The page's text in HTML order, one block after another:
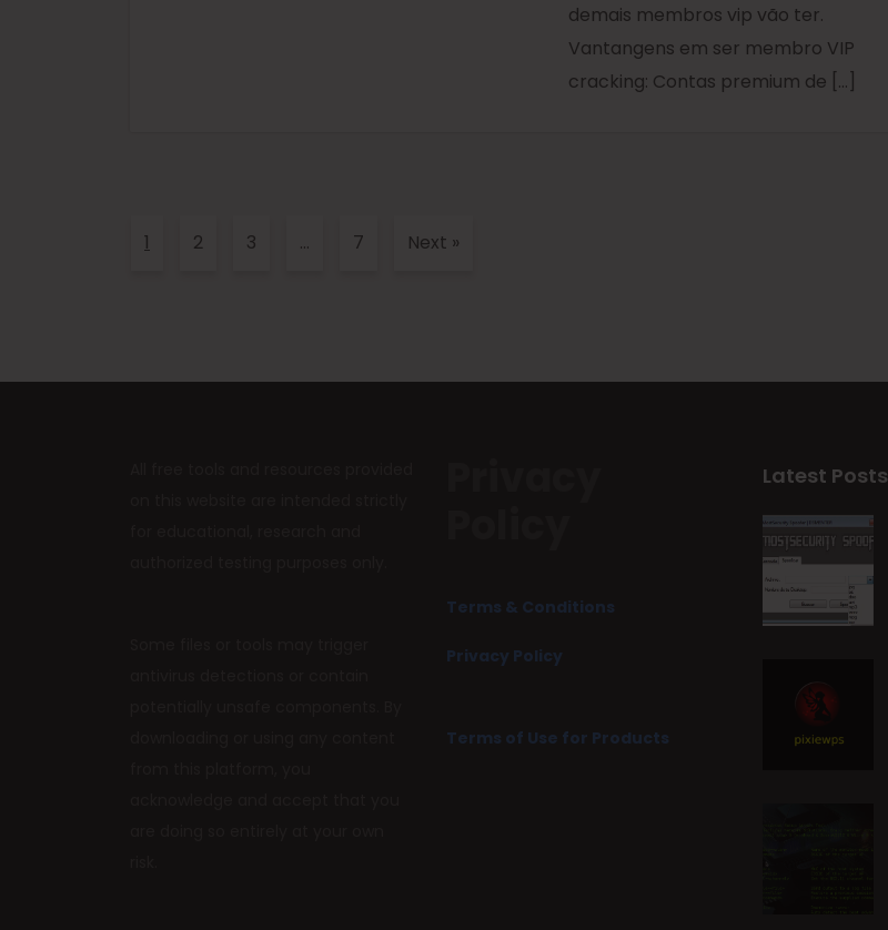
demais membros vip vão ter.
Vantangens em ser membro VIP
cracking: Contas premium de […]
1 2 3 … 7 Next »
Terms & Conditions
Privacy Policy
Terms of Use for Products
Latest Posts